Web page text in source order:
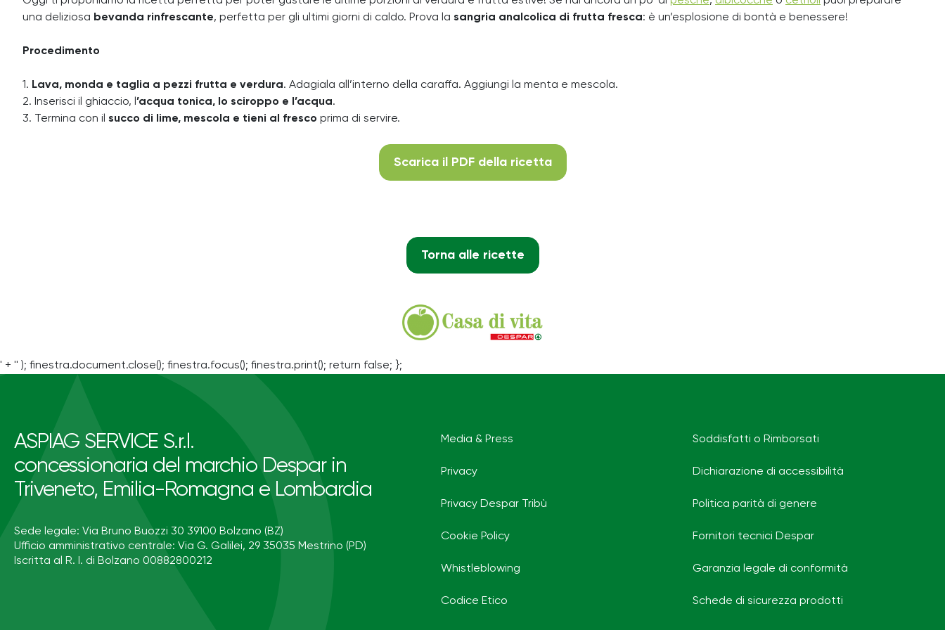
una deliziosa bevanda rinfrescante, perfetta per gli ultimi giorni di caldo. Prova la sangria analcolica di frutta fresca: è un’esplosione di bontà e benessere!
Procedimento
1. Lava, monda e taglia a pezzi frutta e verdura. Adagiala all’interno della caraffa. Aggiungi la menta e mescola.
2. Inserisci il ghiaccio, l ’acqua tonica, lo sciroppo e l’acqua.
3. Termina con il succo di lime, mescola e tieni al fresco prima di servire.
Scarica il PDF della ricetta
Torna alle ricette
' + '' ); finestra.document.close(); finestra.focus(); finestra.print(); return false; };
ASPIAG SERVICE S.r.l.
concessionaria del marchio Despar in
Triveneto, Emilia-Romagna e Lombardia
Sede legale: Via Bruno Buozzi 30 39100 Bolzano (BZ)
Ufficio amministrativo centrale: Via G. Galilei, 29 35035 Mestrino (PD)
Iscritta al R. I. di Bolzano 00882800212
Media & Press
Privacy
Privacy Despar Tribù
Cookie Policy
Whistleblowing
Codice Etico
Soddisfatti o Rimborsati
Dichiarazione di accessibilità
Politica parità di genere
Fornitori tecnici Despar
Garanzia legale di conformità
Schede di sicurezza prodotti